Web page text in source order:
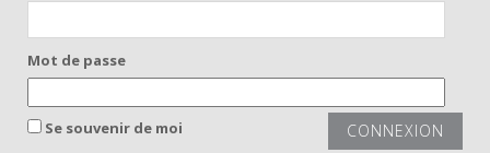
Mot de passe
Se souvenir de moi